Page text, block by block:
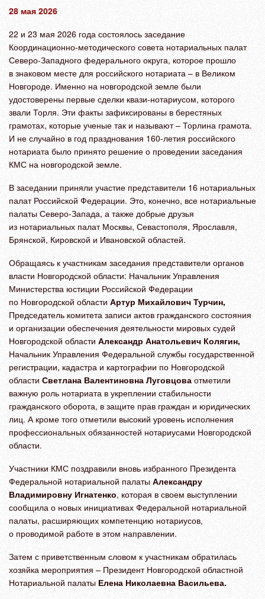
28 мая 2026
22 и 23 мая 2026 года состоялось заседание
Координационно-методического совета нотариальных палат
Северо-Западного федерального округа, которое прошло
в знаковом месте для российского нотариата – в Великом
Новгороде. Именно на новгородской земле были
удостоверены первые сделки квази-нотариусом, которого
звали Торля. Эти факты зафиксированы в берестяных
грамотах, которые ученые так и называют – Торлина грамота.
И не случайно в год празднования 160-летия российского
нотариата было принято решение о проведении заседания
КМС на новгородской земле.
В заседании приняли участие представители 16 нотариальных
палат Российской Федерации. Это, конечно, все нотариальные
палаты Северо-Запада, а также добрые друзья
из нотариальных палат Москвы, Севастополя, Ярославля,
Брянской, Кировской и Ивановской областей.
Обращаясь к участникам заседания представители органов
власти Новгородской области: Начальник Управления
Министерства юстиции Российской Федерации
по Новгородской области Артур Михайлович Турчин,
Председатель комитета записи актов гражданского состояния
и организации обеспечения деятельности мировых судей
Новгородской области Александр Анатольевич Колягин,
Начальник Управления Федеральной службы государственной
регистрации, кадастра и картографии по Новгородской
области Светлана Валентиновна Луговцова отметили
важную роль нотариата в укреплении стабильности
гражданского оборота, в защите прав граждан и юридических
лиц. А кроме того отметили высокий уровень исполнения
профессиональных обязанностей нотариусами Новгородской
области.
Участники КМС поздравили вновь избранного Президента
Федеральной нотариальной палаты Александру
Владимировну Игнатенко, которая в своем выступлении
сообщила о новых инициативах Федеральной нотариальной
палаты, расширяющих компетенцию нотариусов,
о проводимой работе в этом направлении.
Затем с приветственным словом к участникам обратилась
хозяйка мероприятия – Президент Новгородской областной
Нотариальной палаты Елена Николаевна Васильева.